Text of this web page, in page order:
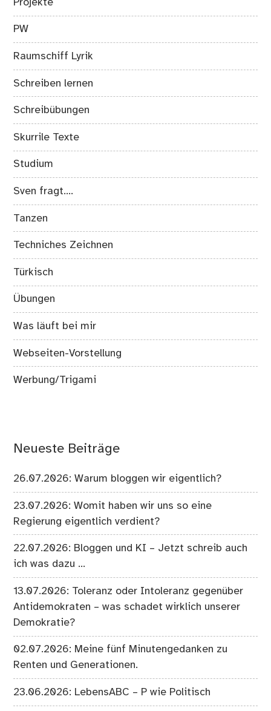
Projekte
PW
Raumschiff Lyrik
Schreiben lernen
Schreibübungen
Skurrile Texte
Studium
Sven fragt….
Tanzen
Techniches Zeichnen
Türkisch
Übungen
Was läuft bei mir
Webseiten-Vorstellung
Werbung/Trigami
Neueste Beiträge
26.07.2026: Warum bloggen wir eigentlich?
23.07.2026: Womit haben wir uns so eine
Regierung eigentlich verdient?
22.07.2026: Bloggen und KI – Jetzt schreib auch
ich was dazu …
13.07.2026: Toleranz oder Intoleranz gegenüber
Antidemokraten – was schadet wirklich unserer
Demokratie?
02.07.2026: Meine fünf Minutengedanken zu
Renten und Generationen.
23.06.2026: LebensABC – P wie Politisch